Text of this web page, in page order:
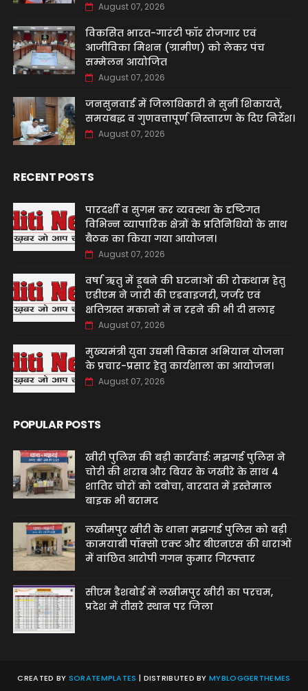
August 07, 2026
विकसित भारत-गारंटी फॉर रोजगार एवं
आजीविका मिशन (ग्रामीण) को लेकर पंच
सम्मेलन आयोजित
August 07, 2026
जनसुनवाई में जिलाधिकारी ने सुनीं शिकायतें,
समयबद्ध व गुणवत्तापूर्ण निस्तारण के दिए निर्देश।
August 07, 2026
RECENT POSTS
पारदर्शी व सुगम कर व्यवस्था के दृष्टिगत
विभिन्न व्यापारिक क्षेत्रों के प्रतिनिधियों के साथ
बैठक का किया गया आयोजन।
August 07, 2026
वर्षा ऋतु में डूबने की घटनाओं की रोकथाम हेतु
एडीएम ने जारी की एडवाइजरी, जर्जर एवं
क्षतिग्रस्त मकानों में न रहने की भी दी सलाह
August 07, 2026
मुख्यमंत्री युवा उद्यमी विकास अभियान योजना
के प्रचार-प्रसार हेतु कार्यशाला का आयोजन।
August 07, 2026
POPULAR POSTS
खीरी पुलिस की बड़ी कार्रवाई: मझगई पुलिस ने
चोरी की शराब और बियर के जखीरे के साथ 4
शातिर चोरों को दबोचा, वारदात में इस्तेमाल
बाइक भी बरामद
लखीमपुर खीरी के थाना मझगई पुलिस को बड़ी
कामयाबी पॉक्सो एक्ट और बीएनएस की धाराओं
में वांछित आरोपी गगन कुमार गिरफ्तार
सीएम डैशबोर्ड में लखीमपुर खीरी का परचम,
प्रदेश में तीसरे स्थान पर जिला
CREATED BY SORATEMPLATES | DISTRIBUTED BYMYBLOGGERTHEMES